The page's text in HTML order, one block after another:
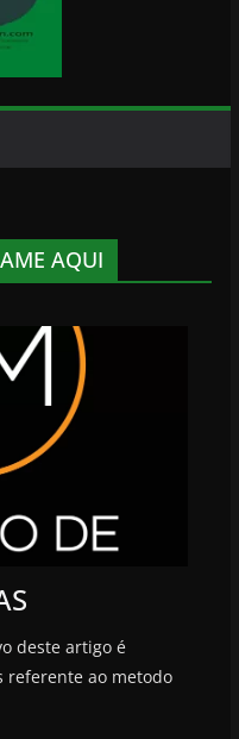
AQUI
deste artigo é
referente ao metodo